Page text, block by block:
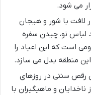
می شود.
لافت با شور و هیجان
لباس نو، چیدن سفره
است که این اعیاد را
منطقه بدل می سازد.
رقص سنتی در روزهای
و ماهیگیران با